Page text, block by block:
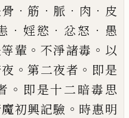
．筋 ． 脈 ． 肉 ． 皮
． 婬慾 ． 忿怒 ． 愚
輩 。 不淨諸毒 。 以
。第二夜者 。 即是
。 即是十二暗毒思
初興記驗 。 時惠明